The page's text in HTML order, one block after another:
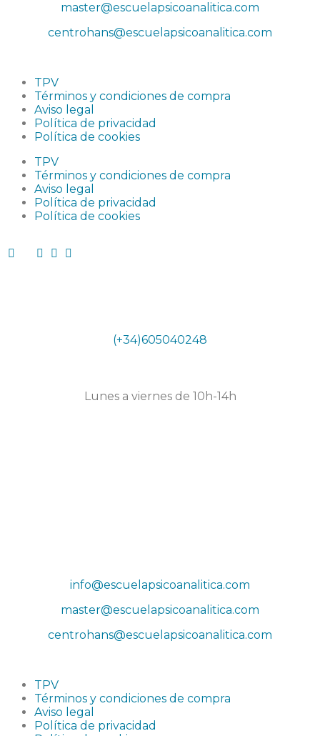
master@escuelapsicoanalitica.com
centrohans@escuelapsicoanalitica.com
TPV
Términos y condiciones de compra
Aviso legal
Política de privacidad
Política de cookies
TPV
Términos y condiciones de compra
Aviso legal
Política de privacidad
Política de cookies
(+34)605040248
Lunes a viernes de 10h-14h
info@escuelapsicoanalitica.com
master@escuelapsicoanalitica.com
centrohans@escuelapsicoanalitica.com
TPV
Términos y condiciones de compra
Aviso legal
Política de privacidad